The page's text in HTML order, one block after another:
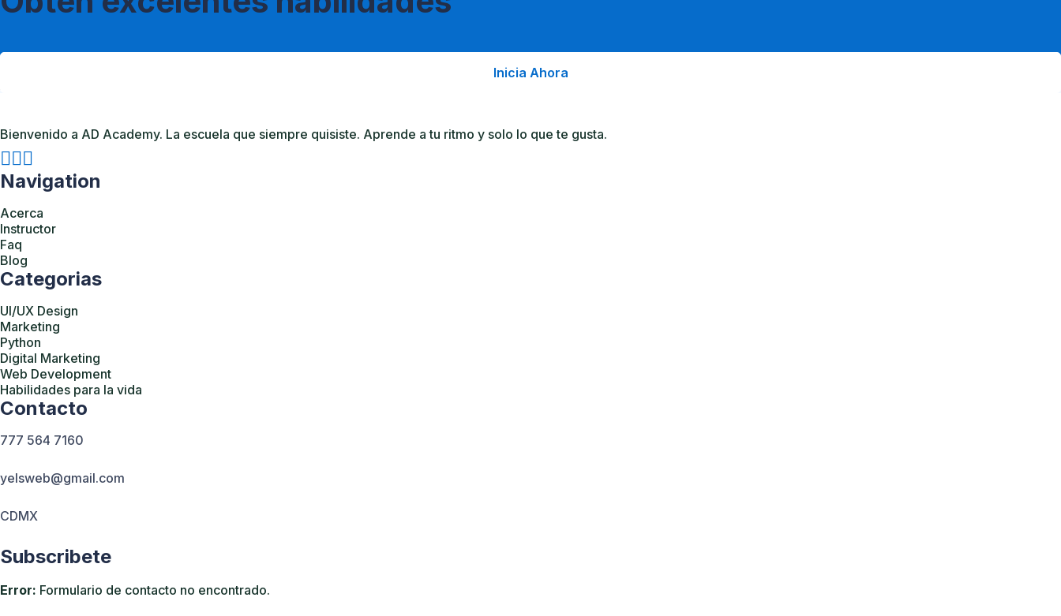
Inicia Ahora
Bienvenido a AD Academy. La escuela que siempre quisiste. Aprende a tu ritmo y solo lo que te gusta.
Navigation
Acerca
Instructor
Faq
Blog
Categorias
UI/UX Design
Marketing
Python
Digital Marketing
Web Development
Habilidades para la vida
Contacto
777 564 7160
yelsweb@gmail.com
CDMX
Subscribete
Error: Formulario de contacto no encontrado.